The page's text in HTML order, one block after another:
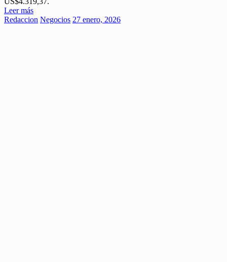
Leer más
Redaccion Negocios 27 enero, 2026